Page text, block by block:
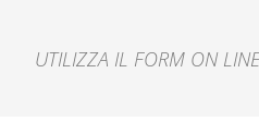
UTILIZZA IL FORM ON